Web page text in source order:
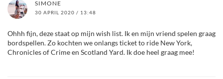
SIMONE
30 APRIL 2020 / 13:48
Ohhh fijn, deze staat op mijn wish list. Ik en mijn vriend spelen graag
bordspellen. Zo kochten we onlangs ticket to ride New York,
Chronicles of Crime en Scotland Yard. Ik doe heel graag mee!